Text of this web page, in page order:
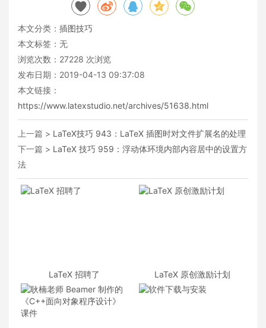
本文分类： 插图技巧
本文标签：无
浏览次数： 27228 次浏览
发布日期：2019-04-13 09:37:08
本文链接：
https://www.latexstudio.net/archives/51638.html
上一篇 > LaTeX技巧 943：LaTeX 插图时对文件扩展名的处理
下一篇 > LaTeX 技巧 959：浮动体环境内部内容居中的设置方
法
LaTeX 招聘了 LaTeX 原创激励计划